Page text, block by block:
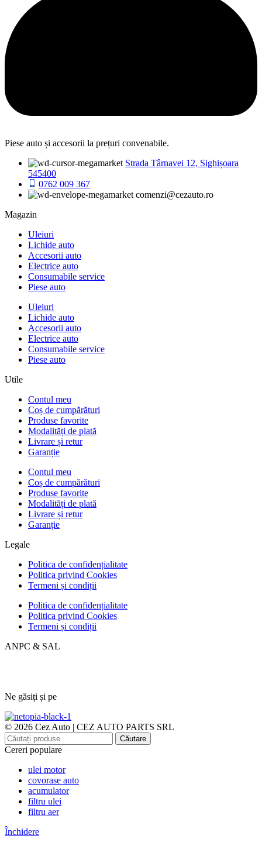
Piese auto și accesorii la prețuri convenabile.
Strada Târnavei 12, Sighișoara
545400
0762 009 367
comenzi@cezauto.ro
Magazin
Uleiuri
Lichide auto
Accesorii auto
Electrice auto
Consumabile service
Piese auto
Uleiuri
Lichide auto
Accesorii auto
Electrice auto
Consumabile service
Piese auto
Utile
Contul meu
Coș de cumpărături
Produse favorite
Modalități de plată
Livrare și retur
Garanție
Contul meu
Coș de cumpărături
Produse favorite
Modalități de plată
Livrare și retur
Garanție
Legale
Politica de confidențialitate
Politica privind Cookies
Termeni și condiții
Politica de confidențialitate
Politica privind Cookies
Termeni și condiții
ANPC & SAL
Ne găsiți și pe
© 2026 Cez Auto | CEZ AUTO PARTS SRL
Căutare
Cereri populare
ulei motor
covorase auto
acumulator
filtru ulei
filtru aer
Închidere